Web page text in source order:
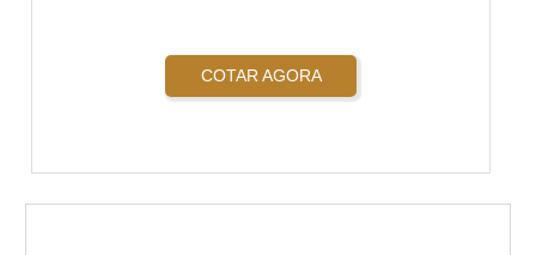
COTAR AGORA